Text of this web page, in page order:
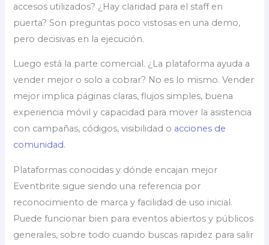
accesos utilizados? ¿Hay claridad para el staff en
puerta? Son preguntas poco vistosas en una demo,
pero decisivas en la ejecución.
Luego está la parte comercial. ¿La plataforma ayuda a
vender mejor o solo a cobrar? No es lo mismo. Vender
mejor implica páginas claras, flujos simples, buena
experiencia móvil y capacidad para mover la asistencia
con campañas, códigos, visibilidad o acciones de
comunidad.
Plataformas conocidas y dónde encajan mejor
Eventbrite sigue siendo una referencia por
reconocimiento de marca y facilidad de uso inicial.
Puede funcionar bien para eventos abiertos y públicos
generales, sobre todo cuando buscas rapidez para salir